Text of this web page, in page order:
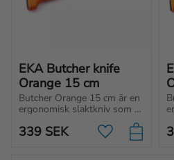
EKA Butcher knife
Orange 15 cm
Butcher Orange 15 cm är en
ergonomisk slaktkniv som
skär, hackar och skivar med
precision. Perfekt för både
339 SEK Lägg till i